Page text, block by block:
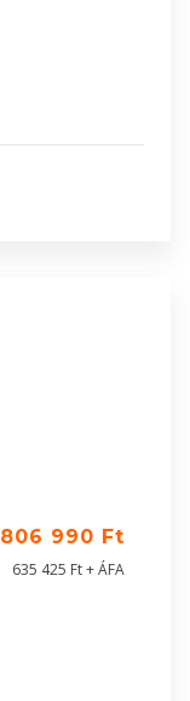
806 990 Ft
635 425 Ft + ÁFA